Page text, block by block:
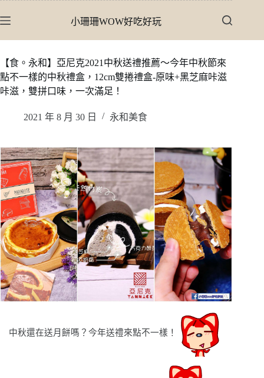
至
內
容
小珊珊WOW好吃好玩
【食。永和】亞尼克2021中秋送禮推薦〜今年中秋節來
點不一樣的中秋禮盒，12cm雙捲禮盒-原味+黑芝麻咔滋
咔滋，雙拼口味，一次滿足！
2021 年 8 月 30 日 永和美食
中秋還在送月餅嗎？今年送禮來點不一樣！